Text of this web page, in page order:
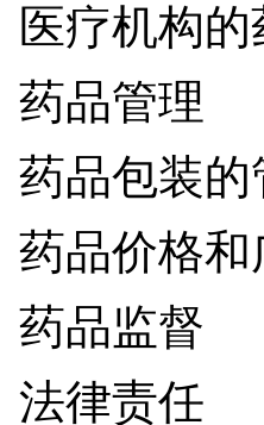
机构的
品管理
包装的
价格和
品监督
律责任